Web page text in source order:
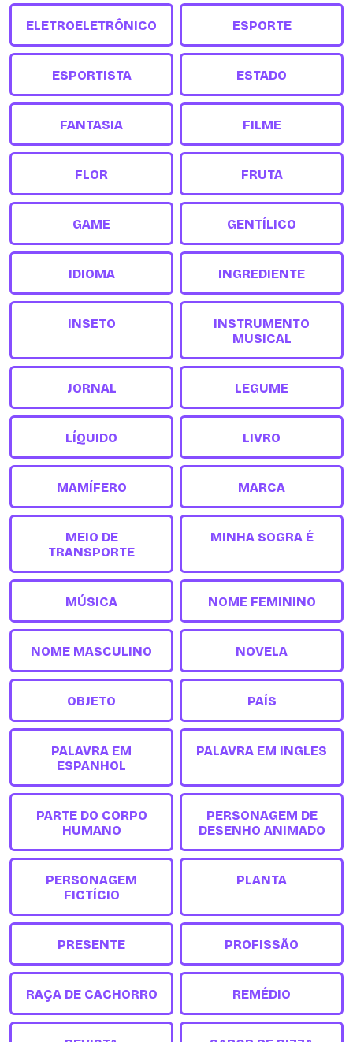
ELETROELETRÔNICO ESPORTE
ESPORTISTA ESTADO
FANTASIA FILME
FLOR FRUTA
GAME GENTÍLICO
IDIOMA INGREDIENTE
INSETO
INSTRUMENTO
MUSICAL
JORNAL LEGUME
LÍQUIDO LIVRO
MAMÍFERO MARCA
MEIO DE
TRANSPORTE
MINHA SOGRA É
MÚSICA NOME FEMININO
NOME MASCULINO NOVELA
OBJETO PAÍS
PALAVRA EM
ESPANHOL
PALAVRA EM INGLES
PARTE DO CORPO
HUMANO
PERSONAGEM DE
DESENHO ANIMADO
PERSONAGEM
FICTÍCIO
PLANTA
PRESENTE PROFISSÃO
RAÇA DE CACHORRO REMÉDIO